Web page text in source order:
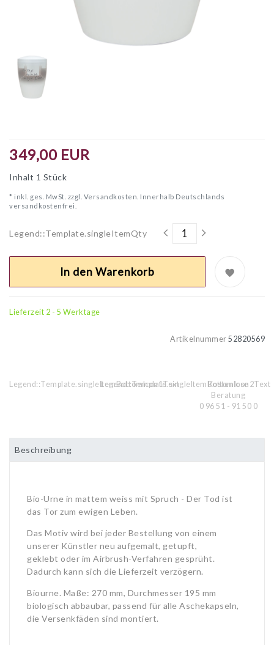
349,00 EUR
Inhalt 1 Stück
* inkl. ges. MwSt. zzgl. Versandkosten. Innerhalb Deutschlands
versandkostenfrei.
Legend::Template.singleItemQty
In den Warenkorb
Lieferzeit 2 - 5 Werktage
Artikelnummer 52820569
Legend::Template.singleItemBottomIcon1TextLegend::Template.singleItemBottomIcon2Text
Kostenlose
Beratung
0 96 51 - 91 50 0
Beschreibung
Bio-Urne in mattem weiss mit Spruch - Der Tod ist
das Tor zum ewigen Leben.
Das Motiv wird bei jeder Bestellung von einem
unserer Künstler neu aufgemalt, getupft,
geklebt oder im Airbrush-Verfahren gesprüht.
Dadurch kann sich die Lieferzeit verzögern.
Biourne. Maße: 270 mm, Durchmesser 195 mm
biologisch abbaubar, passend für alle Aschekapseln,
die Versenkfäden sind montiert.